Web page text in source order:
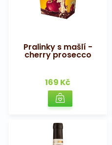
Pralinky s mašlí -
cherry prosecco
169 Kč